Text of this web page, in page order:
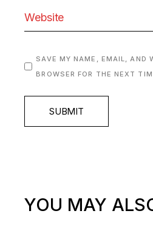
SAVE MY NAME, EMAIL, AND
BROWSER FOR THE NEXT
SUBMIT
YOU MAY